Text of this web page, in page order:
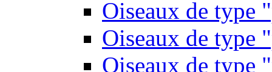
Oiseaux de type
Oiseaux de type
Oiseaux de type